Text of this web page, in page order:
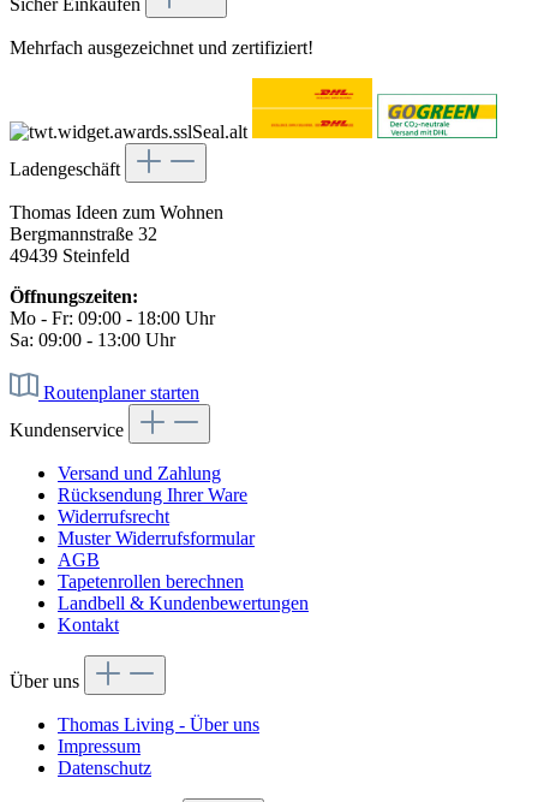
Sicher Einkaufen
Mehrfach ausgezeichnet und zertifiziert!
Ladengeschäft
Thomas Ideen zum Wohnen
Bergmannstraße 32
49439 Steinfeld
Öffnungszeiten:
Mo - Fr: 09:00 - 18:00 Uhr
Sa: 09:00 - 13:00 Uhr
Routenplaner starten
Kundenservice
Versand und Zahlung
Rücksendung Ihrer Ware
Widerrufsrecht
Muster Widerrufsformular
AGB
Tapetenrollen berechnen
Landbell & Kundenbewertungen
Kontakt
Über uns
Thomas Living - Über uns
Impressum
Datenschutz